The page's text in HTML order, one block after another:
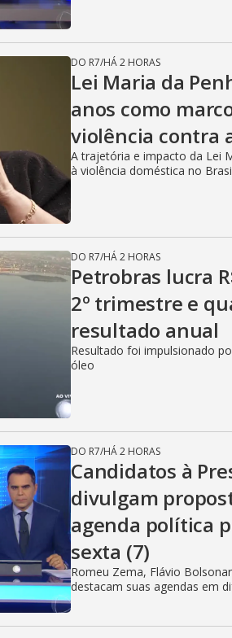
DO R7/HÁ 2 HORAS
Lei Maria da
anos como
violência contra
A trajetória e impacto da Lei
à violência doméstica no
DO R7/HÁ 2 HORAS
Petrobras lucra
2º trimestre e
resultado anual
Resultado foi impulsionado
óleo
DO R7/HÁ 2 HORAS
Candidatos à
divulgam
agenda política
sexta (7)
Romeu Zema, Flávio
destacam suas agendas em